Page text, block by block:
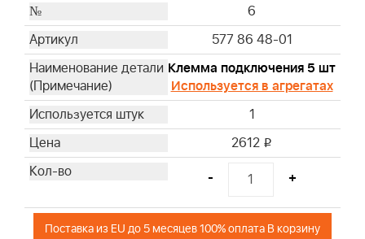
6
577 86 48-01
Клемма подключения 5 шт
Используется в агрегатах
1
2612 i
- +
Поставка из EU до 5 месяцев 100% оплата В корзину